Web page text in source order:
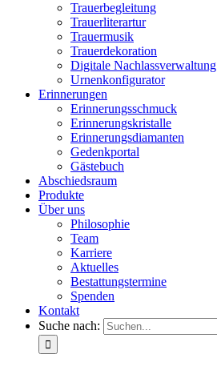
Trauerbegleitung
Trauerliterartur
Trauermusik
Trauerdekoration
Digitale Nachlassverwaltung
Urnenkonfigurator
Erinnerungen
Erinnerungsschmuck
Erinnerungskristalle
Erinnerungsdiamanten
Gedenkportal
Gästebuch
Abschiedsraum
Produkte
Über uns
Philosophie
Team
Karriere
Aktuelles
Bestattungstermine
Spenden
Kontakt
Suche nach: